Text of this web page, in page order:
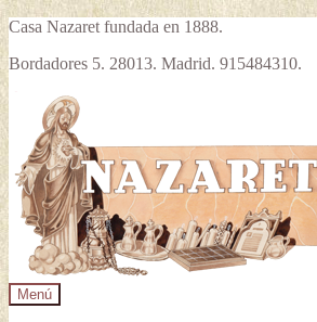
Casa Nazaret fundada en 1888.
Bordadores 5. 28013. Madrid. 915484310.
la
navegación
contenido
Menú